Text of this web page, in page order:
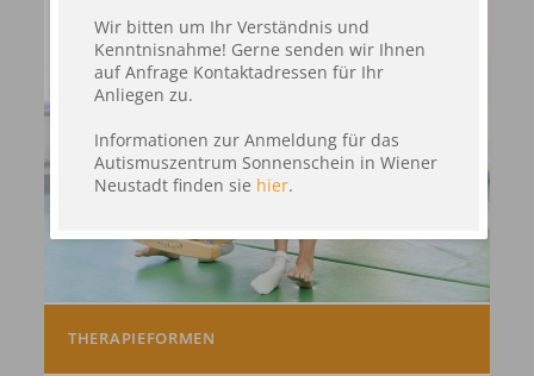
THERAPIEFORMEN
Wir bitten um Ihr Verständnis und
Kenntnisnahme! Gerne senden wir Ihnen
auf Anfrage Kontaktadressen für Ihr
Anliegen zu.
Informationen zur Anmeldung für das
Autismuszentrum Sonnenschein in Wiener
Neustadt finden sie hier.